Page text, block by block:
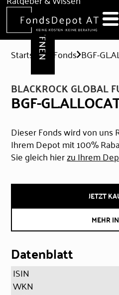
Hilfe & Formulare
DEPOT ERÖFFNEN
Startseite Fonds BGF-
BLACKROCK GLOBAL
BGF-
Dieser Fonds wird von uns
Ihrem Depot mit 100%
Sie gleich hierzu Ihrem
JETZT
MEHR
Datenblatt
ISIN
WKN